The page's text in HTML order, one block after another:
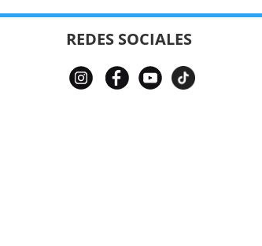
REDES SOCIALES